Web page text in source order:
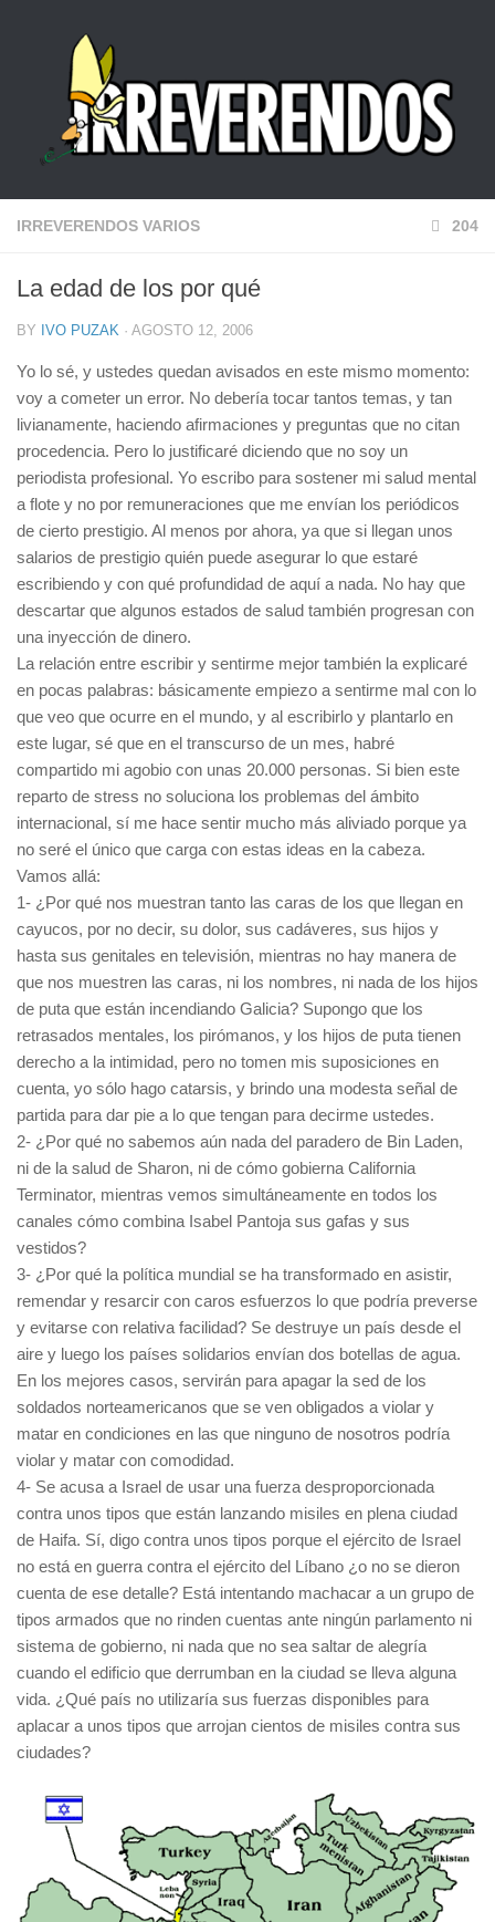
IRREVERENDOS VARIOS 204
La edad de los por qué
BY IVO PUZAK · AGOSTO 12, 2006
Yo lo sé, y ustedes quedan avisados en este mismo momento:
voy a cometer un error. No debería tocar tantos temas, y tan
livianamente, haciendo afirmaciones y preguntas que no citan
procedencia. Pero lo justificaré diciendo que no soy un
periodista profesional. Yo escribo para sostener mi salud mental
a flote y no por remuneraciones que me envían los periódicos
de cierto prestigio. Al menos por ahora, ya que si llegan unos
salarios de prestigio quién puede asegurar lo que estaré
escribiendo y con qué profundidad de aquí a nada. No hay que
descartar que algunos estados de salud también progresan con
una inyección de dinero.
La relación entre escribir y sentirme mejor también la explicaré
en pocas palabras: básicamente empiezo a sentirme mal con lo
que veo que ocurre en el mundo, y al escribirlo y plantarlo en
este lugar, sé que en el transcurso de un mes, habré
compartido mi agobio con unas 20.000 personas. Si bien este
reparto de stress no soluciona los problemas del ámbito
internacional, sí me hace sentir mucho más aliviado porque ya
no seré el único que carga con estas ideas en la cabeza.
Vamos allá:
1- ¿Por qué nos muestran tanto las caras de los que llegan en
cayucos, por no decir, su dolor, sus cadáveres, sus hijos y
hasta sus genitales en televisión, mientras no hay manera de
que nos muestren las caras, ni los nombres, ni nada de los hijos
de puta que están incendiando Galicia? Supongo que los
retrasados mentales, los pirómanos, y los hijos de puta tienen
derecho a la intimidad, pero no tomen mis suposiciones en
cuenta, yo sólo hago catarsis, y brindo una modesta señal de
partida para dar pie a lo que tengan para decirme ustedes.
2- ¿Por qué no sabemos aún nada del paradero de Bin Laden,
ni de la salud de Sharon, ni de cómo gobierna California
Terminator, mientras vemos simultáneamente en todos los
canales cómo combina Isabel Pantoja sus gafas y sus
vestidos?
3- ¿Por qué la política mundial se ha transformado en asistir,
remendar y resarcir con caros esfuerzos lo que podría preverse
y evitarse con relativa facilidad? Se destruye un país desde el
aire y luego los países solidarios envían dos botellas de agua.
En los mejores casos, servirán para apagar la sed de los
soldados norteamericanos que se ven obligados a violar y
matar en condiciones en las que ninguno de nosotros podría
violar y matar con comodidad.
4- Se acusa a Israel de usar una fuerza desproporcionada
contra unos tipos que están lanzando misiles en plena ciudad
de Haifa. Sí, digo contra unos tipos porque el ejército de Israel
no está en guerra contra el ejército del Líbano ¿o no se dieron
cuenta de ese detalle? Está intentando machacar a un grupo de
tipos armados que no rinden cuentas ante ningún parlamento ni
sistema de gobierno, ni nada que no sea saltar de alegría
cuando el edificio que derrumban en la ciudad se lleva alguna
vida. ¿Qué país no utilizaría sus fuerzas disponibles para
aplacar a unos tipos que arrojan cientos de misiles contra sus
ciudades?